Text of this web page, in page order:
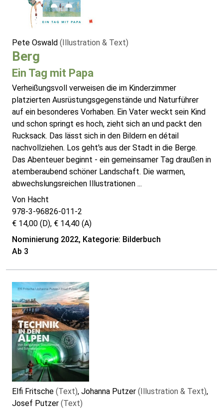
Pete Oswald (Illustration & Text)
Berg
Ein Tag mit Papa
Verheißungsvoll verweisen die im Kinderzimmer
platzierten Ausrüstungsgegenstände und Naturführer
auf ein besonderes Vorhaben. Ein Vater weckt sein Kind
und schon springt es hoch, zieht sich an und packt den
Rucksack. Das lässt sich in den Bildern en détail
nachvollziehen. Los geht's aus der Stadt in die Berge.
Das Abenteuer beginnt - ein gemeinsamer Tag draußen in
atemberaubend schöner Landschaft. Die warmen,
abwechslungsreichen Illustrationen ...
Von Hacht
978-3-96826-011-2
€ 14,00 (D), € 14,40 (A)
Nominierung 2022, Kategorie: Bilderbuch
Ab 3
Elfi Fritsche (Text), Johanna Putzer (Illustration & Text),
Josef Putzer (Text)